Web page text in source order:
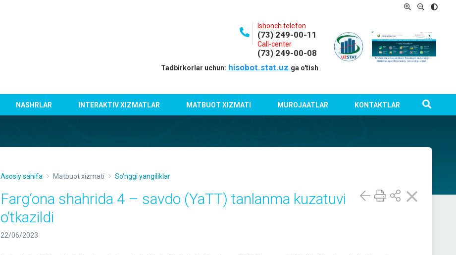
Ishonch telefon
(73) 249-00-11
Call-center
(73) 249-00-08
Tadbirkorlar uchun: hisobot.stat.uz ga o'tish
NASHRLAR INTERAKTIV XIZMATLAR MATBUOT XIZMATI MUROJAATLAR KONTAKTLAR
Asosiy sahifa Matbuot xizmati So'nggi yangiliklar
Farg‘ona shahrida 4 – savdo (YaTT) tanlanma kuzatuvi
o‘tkazildi
22/06/2023